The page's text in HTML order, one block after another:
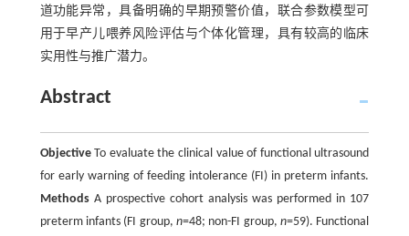
道功能异常，具备明确的早期预警价值，联合参数模型可
用于早产儿喂养风险评估与个体化管理，具有较高的临床
实用性与推广潜力。
Abstract
ObjectiveTo evaluate the clinical value of functional ultrasound
for early warning of feeding intolerance (FI) in preterm infants.
MethodsA prospective cohort analysis was performed in 107
preterm infants (FI group, n=48; non-FI group,n=59). Functional